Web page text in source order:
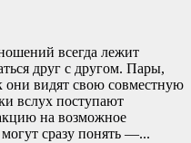
всегда лежит
друг с другом. Пары,
они видят свою совместную
вслух поступают
на возможное
сразу понять —...